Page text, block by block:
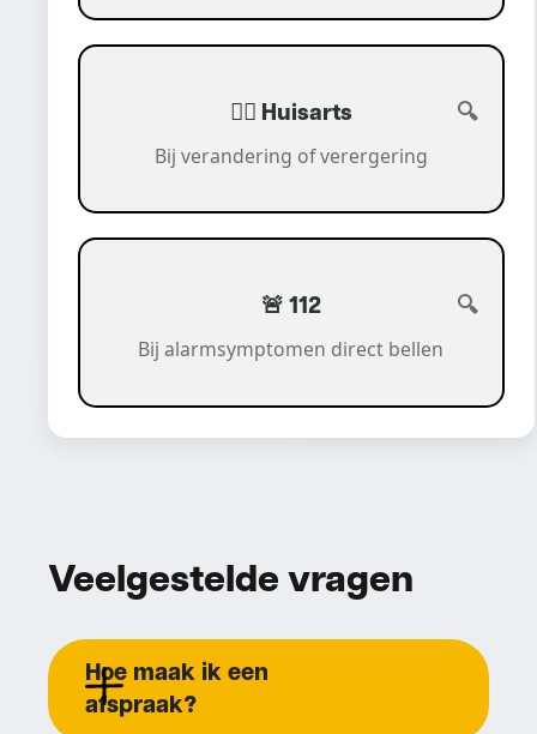
👨‍⚕️ Huisarts
Bij verandering of verergering
🚨 112
Bij alarmsymptomen direct bellen
Veelgestelde vragen
Hoe maak ik een
afspraak?